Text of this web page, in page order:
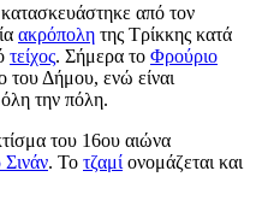
από τον
ακρόπολη της Τρίκκης κατά
τείχος. Σήμερα το Φρούριο
του Δήμου, ενώ είναι
την πόλη.
του 16ου αιώνα
. Το τζαμί ονομάζεται και